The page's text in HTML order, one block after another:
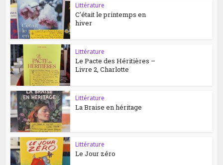
Littérature
C’était le printemps en
hiver
Littérature
Le Pacte des Héritières –
Livre 2, Charlotte
Littérature
La Braise en héritage
Littérature
Le Jour zéro